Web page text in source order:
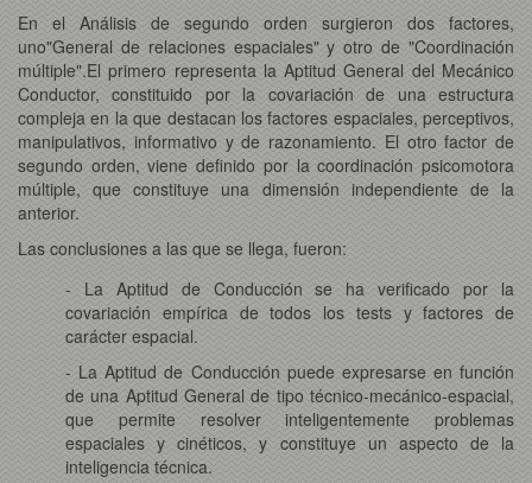
En el Análisis de segundo orden surgieron dos factores,
uno"General de relaciones espaciales" y otro de "Coordinación
múltiple".El primero representa la Aptitud General del Mecánico
Conductor, constituido por la covariación de una estructura
compleja en la que destacan los factores espaciales, perceptivos,
manipulativos, informativo y de razonamiento. El otro factor de
segundo orden, viene definido por la coordinación psicomotora
múltiple, que constituye una dimensión independiente de la
anterior.
Las conclusiones a las que se llega, fueron:
- La Aptitud de Conducción se ha verificado por la
covariación empírica de todos los tests y factores de
carácter espacial.
- La Aptitud de Conducción puede expresarse en función
de una Aptitud General de tipo técnico-mecánico-espacial,
que permite resolver inteligentemente problemas
espaciales y cinéticos, y constituye un aspecto de la
inteligencia técnica.